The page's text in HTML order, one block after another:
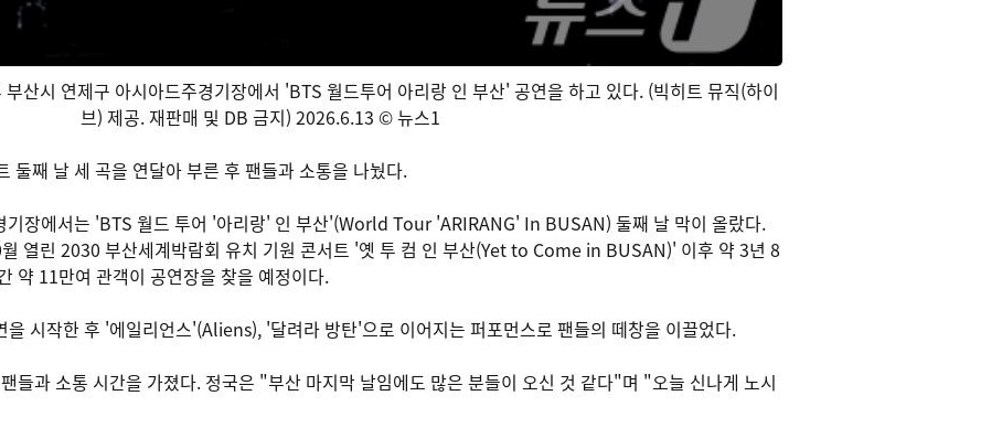
산시 연제구 아시아드주경기장에서 'BTS 월드투어 아리랑 인 부산' 공연을 하고 있다. (빅히트 뮤직(하이
브) 제공. 재판매 및 DB 금지) 2026.6.13 © 뉴스1
둘째 날 세 곡을 연달아 부른 후 팬들과 소통을 나눴다.
기장에서는 'BTS 월드 투어 '아리랑' 인 부산'(World Tour 'ARIRANG' In BUSAN) 둘째 날 막이 올랐다.
열린 2030 부산세계박람회 유치 기원 콘서트 '옛 투 컴 인 부산(Yet to Come in BUSAN)' 이후 약 3년 8
약 11만여 관객이 공연장을 찾을 예정이다.
시작한 후 '에일리언스'(Aliens), '달려라 방탄'으로 이어지는 퍼포먼스로 팬들의 떼창을 이끌었다.
들과 소통 시간을 가졌다. 정국은 "부산 마지막 날임에도 많은 분들이 오신 것 같다"며 "오늘 신나게 노시